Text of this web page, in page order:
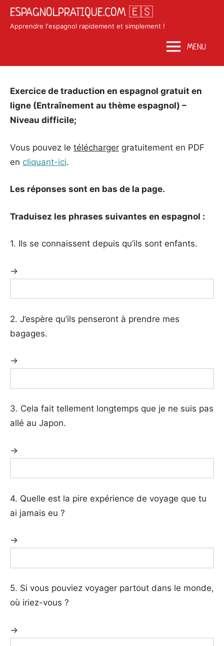
SkipESPAGNOLPRATIQUE.COM 🇪🇸
Apprendre l'espagnol rapidement et simplement !
MENU
Posted
on
27,
by
Matosan3142020
in
Exercices
Exercice de traduction en espagnol gratuit en
ligne (Entraînement au thème espagnol) –
Niveau difficile;
Vous pouvez le télécharger gratuitement en PDF
en cliquant-ici.
Les réponses sont en bas de la page.
Traduisez les phrases suivantes en espagnol :
1. Ils se connaissent depuis qu’ils sont enfants.
→
2. J’espère qu’ils penseront à prendre mes
bagages.
→
3. Cela fait tellement longtemps que je ne suis pas
allé au Japon.
→
4. Quelle est la pire expérience de voyage que tu
ai jamais eu ?
→
5. Si vous pouviez voyager partout dans le monde,
où iriez-vous ?
→